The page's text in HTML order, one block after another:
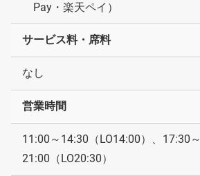
Pay・楽天ペイ）
サービス料・席料
なし
営業時間
11:00～14:30（LO14:00）、17:30～
21:00（LO20:30）